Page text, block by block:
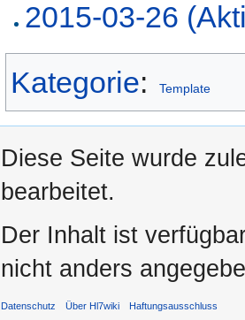
2015-03-26
Kategorie: Template
Diese Seite wurde
bearbeitet.
Der Inhalt ist
nicht anders
Datenschutz Über Hl7wiki Haftungsausschluss